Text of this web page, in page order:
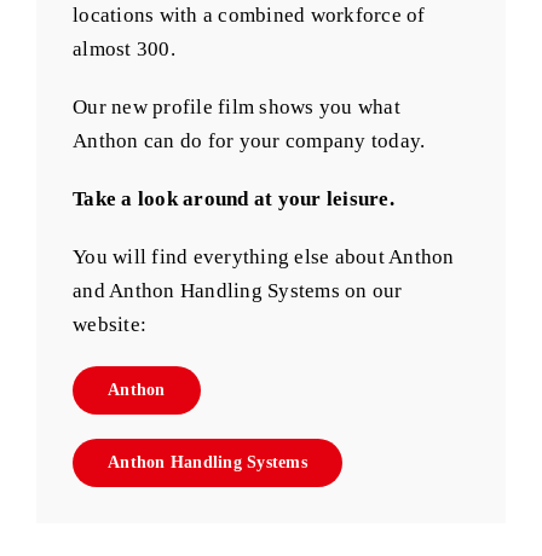
locations with a combined workforce of
almost 300.
Our new profile film shows you what
Anthon can do for your company today.
Take a look around at your leisure.
You will find everything else about Anthon
and Anthon Handling Systems on our
website:
Anthon
Anthon Handling Systems